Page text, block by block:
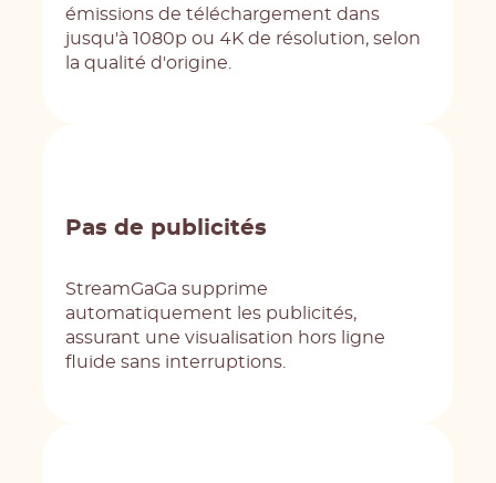
émissions de téléchargement dans
jusqu'à 1080p ou 4K de résolution, selon
la qualité d'origine.
Pas de publicités
StreamGaGa supprime
automatiquement les publicités,
assurant une visualisation hors ligne
fluide sans interruptions.